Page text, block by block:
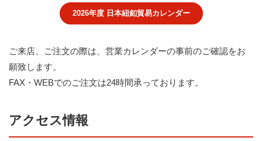
2026年度 日本紐釦貿易カレンダー
ご来店、ご注文の際は、営業カレンダーの事前のご確認をお
願致します。
FAX・WEBでのご注文は24時間承っております。
アクセス情報